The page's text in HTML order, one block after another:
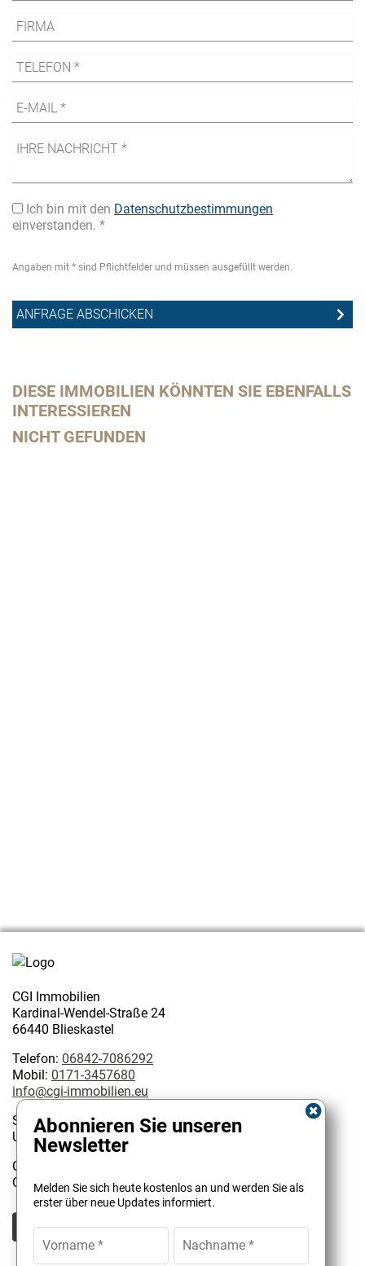
Ich bin mit den Datenschutzbestimmungen
einverstanden. *
Angaben mit * sind Pflichtfelder und müssen ausgefüllt werden.
DIESE IMMOBILIEN KÖNNTEN SIE EBENFALLS
INTERESSIEREN
NICHT GEFUNDEN
CGI Immobilien
Kardinal-Wendel-Straße 24
66440 Blieskastel
Telefon: 06842-7086292
Mobil: 0171-3457680
info@cgi-immobilien.eu
Steuernummer: 075/222/02627
USt-IdNr.: DE 314128585
Geschäftsinhaber:
Christophe Garattoni Geprüfter Immobilienmakler IHK
Abonnieren Sie unseren
Newsletter
Melden Sie sich heute kostenlos an und werden Sie als
erster über neue Updates informiert.
CGI Immobilien
100%
SEHR GUT
4,90 / 5,00